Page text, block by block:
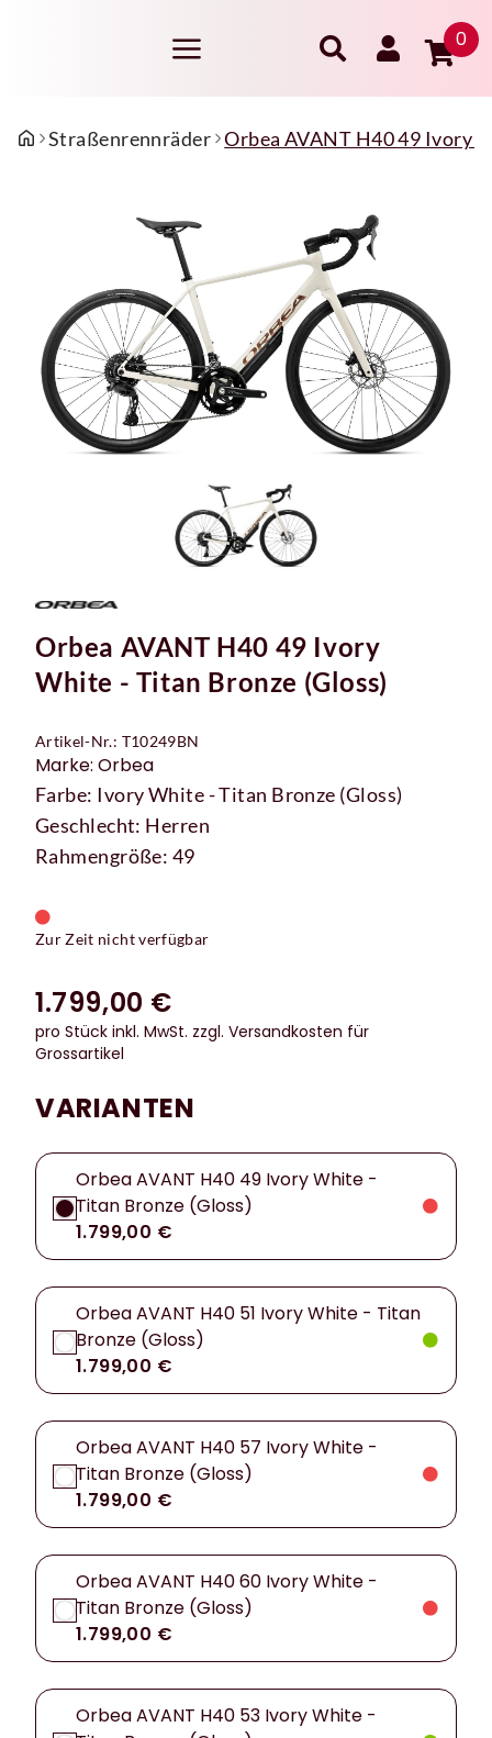
0
Straßenrennräder Orbea AVANT H40 49 Ivory
Orbea AVANT H40 49 Ivory
White - Titan Bronze (Gloss)
Artikel-Nr.: T10249BN
Marke: Orbea
Farbe: Ivory White - Titan Bronze (Gloss)
Geschlecht: Herren
Rahmengröße: 49
Zur Zeit nicht verfügbar
1.799,00 €
pro Stück inkl. MwSt. zzgl. Versandkosten für
Grossartikel
VARIANTEN
Orbea AVANT H40 49 Ivory White -
Titan Bronze (Gloss)
1.799,00 €
Orbea AVANT H40 51 Ivory White - Titan
Bronze (Gloss)
1.799,00 €
Orbea AVANT H40 57 Ivory White -
Titan Bronze (Gloss)
1.799,00 €
Orbea AVANT H40 60 Ivory White -
Titan Bronze (Gloss)
1.799,00 €
Orbea AVANT H40 53 Ivory White -